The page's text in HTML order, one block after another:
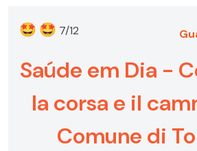
🤩 🤩 7/12
Saúde em Dia -
la corsa e il
Comune di